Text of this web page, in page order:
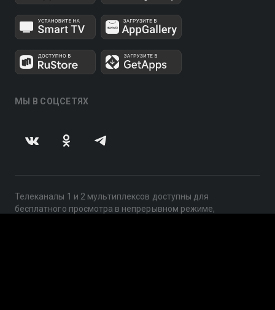
МЫ В СОЦСЕТЯХ
Телеканалы 1 и 2 мультиплексов доступны для
бесплатного просмотра в непрерывном режиме,